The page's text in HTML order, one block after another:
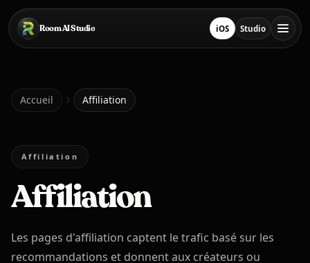
Passer au contenu principal
Room AI Studio
Accueil iOSTélécharger sur App
StudioOuvrir le
Room AI Studio
Langue
Français
Accueil Affiliation
Affiliation
Affiliation
Les pages d'affiliation captent le trafic basé sur les
recommandations et donnent aux créateurs ou